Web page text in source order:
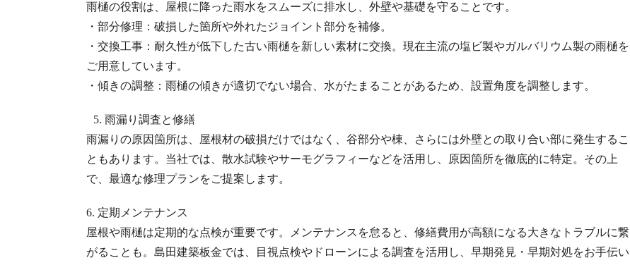
雨樋の役割は、屋根に降った雨水をスムーズに排水し、外壁や基礎を守ることです。
・部分修理：破損した箇所や外れたジョイント部分を補修。
・交換工事：耐久性が低下した古い雨樋を新しい素材に交換。現在主流の塩ビ製やガルバリウム製の雨樋を
ご用意しています。
・傾きの調整：雨樋の傾きが適切でない場合、水がたまることがあるため、設置角度を調整します。
5. 雨漏り調査と修繕
雨漏りの原因箇所は、屋根材の破損だけではなく、谷部分や棟、さらには外壁との取り合い部に発生するこ
ともあります。当社では、散水試験やサーモグラフィーなどを活用し、原因箇所を徹底的に特定。その上
で、最適な修理プランをご提案します。
6. 定期メンテナンス
屋根や雨樋は定期的な点検が重要です。メンテナンスを怠ると、修繕費用が高額になる大きなトラブルに繋
がることも。島田建築板金では、目視点検やドローンによる調査を活用し、早期発見・早期対処をお手伝い